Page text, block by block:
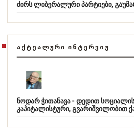
ძირს ლიბერალური პარტიები,
ᲐᲥᲢᲣᲐᲚᲣᲠᲘ ᲘᲜᲢᲔᲠᲕᲘᲣ
ნოდარ ჭითანავა - დედით
კაპიტალისტური, გვარიშვილობით